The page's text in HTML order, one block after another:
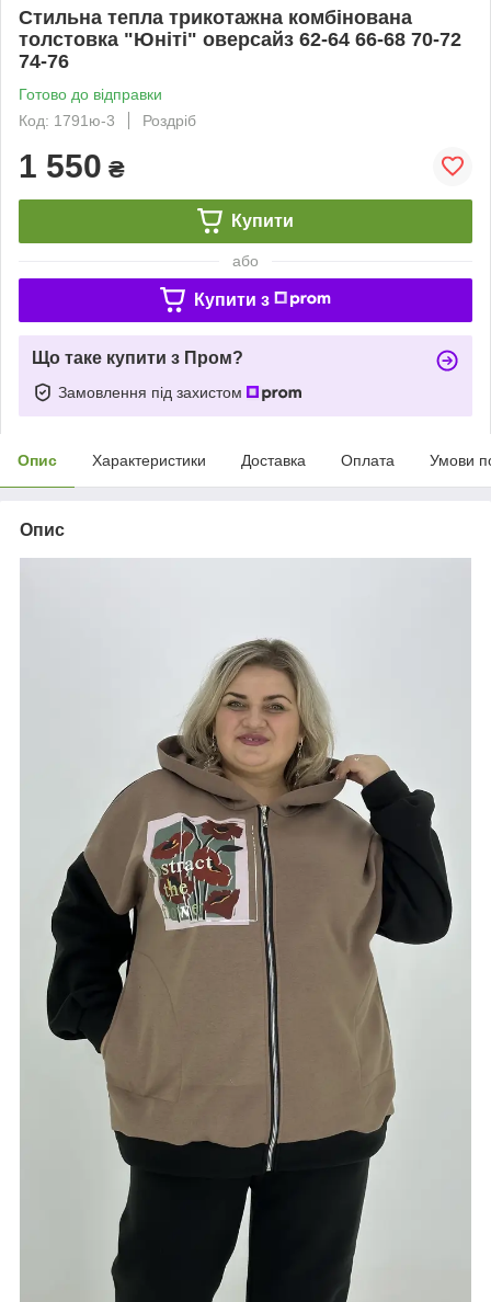
Стильна тепла трикотажна комбінована
толстовка "Юніті" оверсайз 62-64 66-68 70-72
74-76
Готово до відправки
Код: 1791ю-3
Роздріб
1 550 ₴
Купити
або
Купити з
Що таке купити з Пром?
Замовлення під захистом
Опис Характеристики Доставка Оплата Умови
Опис